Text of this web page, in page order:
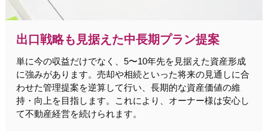
出口戦略も見据えた中長期プラン提案
単に今の収益だけでなく、5〜10年先を見据えた資産形成
に強みがあります。売却や相続といった将来の見通しに合
わせた管理提案を逆算して行い、長期的な資産価値の維
持・向上を目指します。これにより、オーナー様は安心し
て不動産経営を続けられます。